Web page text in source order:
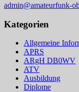
admin@amateurfunk-
Kategorien
Allgemeine
APRS
ARgH DB0WV
ATV
Ausbildung
Diplome